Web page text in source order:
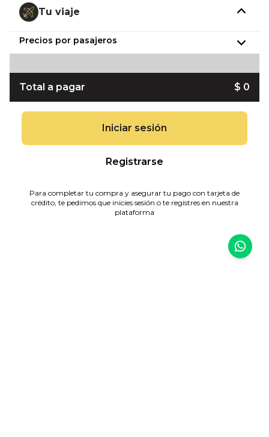
Tu viaje
Precios por pasajeros
Total a pagar $ 0
Iniciar sesión
Registrarse
Para completar tu compra y asegurar tu pago con tarjeta de
crédito, te pedimos que inicies sesión o te registres en nuestra
plataforma